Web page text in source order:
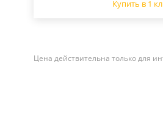
Купить в 1
Цена действительна только для